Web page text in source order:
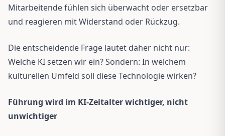
Mitarbeitende fühlen sich überwacht oder ersetzbar
und reagieren mit Widerstand oder Rückzug.
Die entscheidende Frage lautet daher nicht nur:
Welche KI setzen wir ein? Sondern: In welchem
kulturellen Umfeld soll diese Technologie wirken?
Führung wird im KI-Zeitalter wichtiger, nicht
unwichtiger